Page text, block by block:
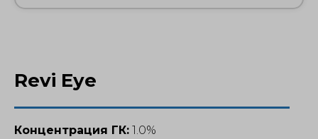
Revi Eye
Концентрация ГК: 1.0%